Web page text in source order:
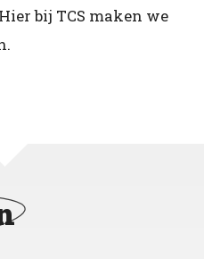
bij TCS maken we